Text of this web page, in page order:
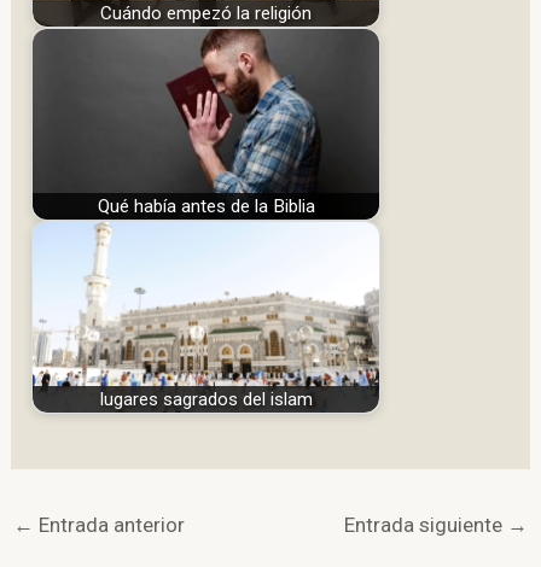
Cuándo empezó la religión
Qué había antes de la Biblia
lugares sagrados del islam
← Entrada anterior Entrada siguiente →